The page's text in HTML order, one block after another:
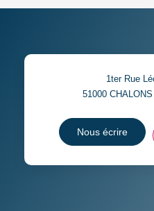
1ter Rue
51000
Nous écrire